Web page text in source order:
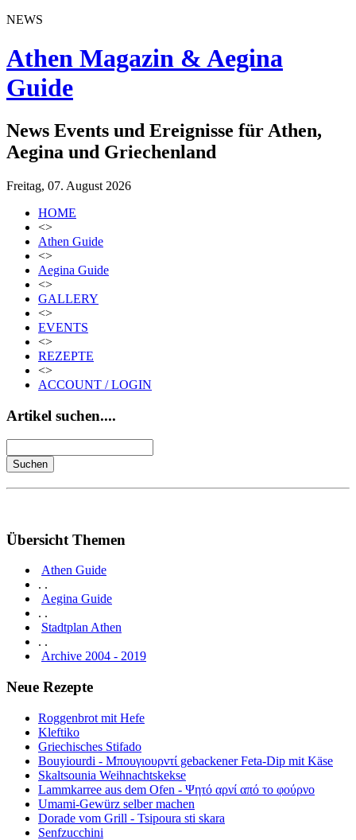
NEWS
Athen Magazin & Aegina
Guide
News Events und Ereignisse für Athen,
Aegina und Griechenland
Freitag, 07. August 2026
HOME
<>
Athen Guide
<>
Aegina Guide
<>
GALLERY
<>
EVENTS
<>
REZEPTE
<>
ACCOUNT / LOGIN
Artikel suchen....
Übersicht Themen
Athen Guide
. .
Aegina Guide
. .
Stadtplan Athen
. .
Archive 2004 - 2019
Neue Rezepte
Roggenbrot mit Hefe
Kleftiko
Griechisches Stifado
Bouyiourdi - Μπουγιουρντί gebackener Feta-Dip mit Käse
Skaltsounia Weihnachtskekse
Lammkarree aus dem Ofen - Ψητό αρνί από το φούρνο
Umami-Gewürz selber machen
Dorade vom Grill - Tsipoura sti skara
Senfzucchini